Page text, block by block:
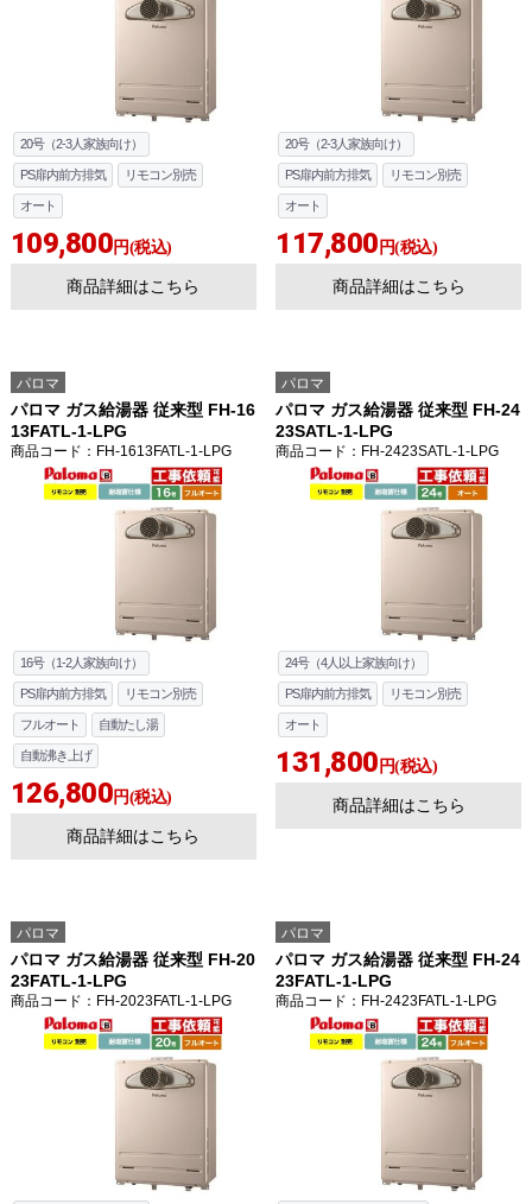
20号（2-3人家族向け）
PS扉内前方排気 リモコン別売
オート
109,800円(税込)
商品詳細はこちら
20号（2-3人家族向け）
PS扉内前方排気 リモコン別売
オート
117,800 円(税込)
商品詳細はこちら
パロマ
パロマ ガス給湯器 従来型 FH-16
13FATL-1-LPG
商品コード ：FH-1613FATL-1-LPG
16号（1-2人家族向け）
PS扉内前方排気 リモコン別売
フルオート 自動たし湯
自動沸き上げ
126,800円(税込)
商品詳細はこちら
パロマ
パロマ ガス給湯器 従来型 FH-24
23SATL-1-LPG
商品コード ：FH-2423SATL-1-LPG
24号（4人以上家族向け）
PS扉内前方排気 リモコン別売
オート
131,800 円(税込)
商品詳細はこちら
パロマ
パロマ ガス給湯器 従来型 FH-20
23FATL-1-LPG
商品コード ：FH-2023FATL-1-LPG
パロマ
パロマ ガス給湯器 従来型 FH-24
23FATL-1-LPG
商品コード ：FH-2423FATL-1-LPG
お買い物を続ける カートへ進む